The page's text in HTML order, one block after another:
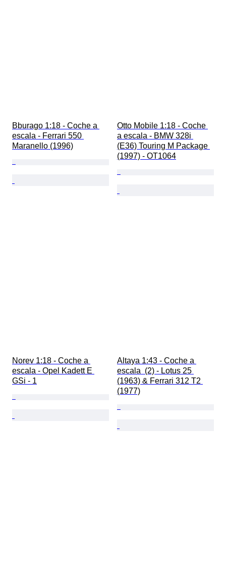
Bburago 1:18 - Coche a
escala - Ferrari 550
Maranello (1996)
Otto Mobile 1:18 - Coche
a escala - BMW 328i
(E36) Touring M Package
(1997) - OT1064
Norev 1:18 - Coche a
escala - Opel Kadett E
GSi - 1
Altaya 1:43 - Coche a
escala  (2) - Lotus 25
(1963) & Ferrari 312 T2
(1977)